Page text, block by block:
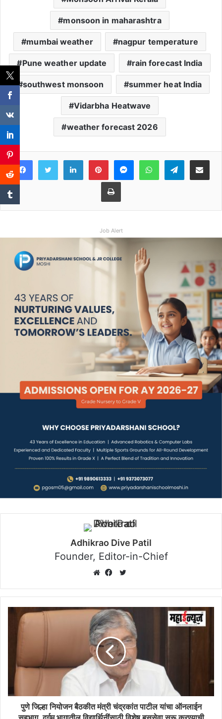
monsoon in maharashtra
mumbai weather nagpur temperature
Pune weather update rain forecast India
southwest monsoon summer heat India
Vidarbha Heatwave
weather forecast 2026
Facebook
TwitterLinkedInPinterestMessenger
WhatsApp
Print
Job Alert
Adhikrao Dive Patil
Founder, Editor-in-Chief
Twitter
पुणे जिल्हा नियोजन बैठकीत मंत्री चंद्रकांत पाटील यांचा ऑनलाईन